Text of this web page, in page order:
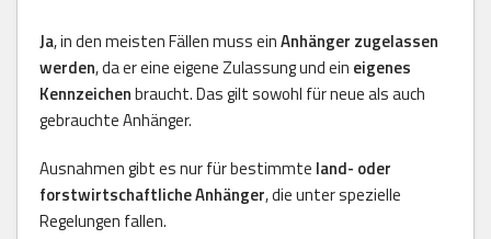
Ja, in den meisten Fällen muss einAnhänger zugelassen
werden, da er eine eigene Zulassung und ein eigenes
Kennzeichenbraucht. Das gilt sowohl für neue als auch
gebrauchte Anhänger.
Ausnahmen gibt es nur für bestimmte land- oder
forstwirtschaftliche Anhänger, die unter spezielle
Regelungen fallen.